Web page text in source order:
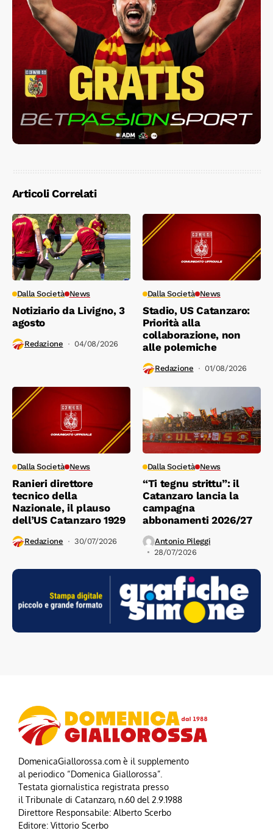
Articoli Correlati
Dalla Società News
Notiziario da Livigno, 3
agosto
Redazione 04/08/2026
Dalla Società News
Stadio, US Catanzaro:
Priorità alla
collaborazione, non
alle polemiche
Redazione 01/08/2026
Dalla Società News
Ranieri direttore
tecnico della
Nazionale, il plauso
dell’US Catanzaro 1929
Redazione 30/07/2026
Dalla Società News
“Ti tegnu strittu”: il
Catanzaro lancia la
campagna
abbonamenti 2026/27
Antonio Pileggi
28/07/2026
DomenicaGiallorossa.com è il supplemento
al periodico “Domenica Giallorossa”.
Testata giornalistica registrata presso
il Tribunale di Catanzaro, n.60 del 2.9.1988
Direttore Responsabile: Alberto Scerbo
Editore: Vittorio Scerbo